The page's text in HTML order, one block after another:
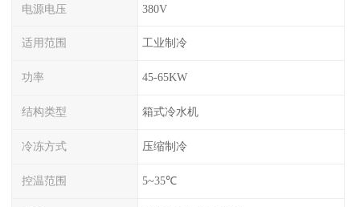
电源电压 380V
适用范围 工业制冷
功率 45-65KW
结构类型 箱式冷水机
冷冻方式 压缩制冷
控温范围 5~35℃